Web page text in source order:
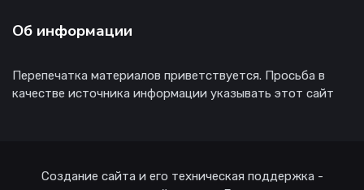
Об информации
Перепечатка материалов приветствуется. Просьба в
качестве источника информации указывать этот сайт
Создание сайта и его техническая поддержка -